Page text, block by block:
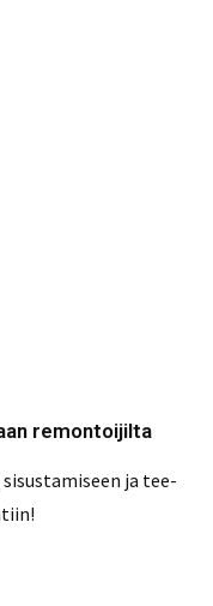
remontoijilta
ja tee-